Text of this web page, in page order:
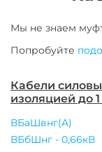
Мы не знаем
Попробуйте
Кабели
изоляцией до
ВБаШвнг(A)
ВБбШнг - 0,66кВ